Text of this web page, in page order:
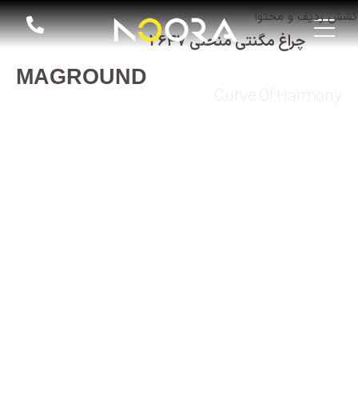
کشش ردیف و محتوا
چراغ مگنتی منحنی 2647
MAGROUND